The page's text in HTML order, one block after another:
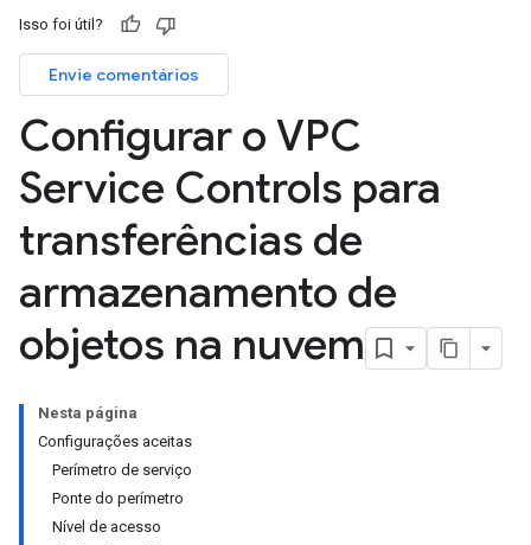
Isso foi útil?
Envie comentários
Configurar o VPC
Service Controls para
transferências de
armazenamento de
objetos na nuvem
Nesta página
Configurações aceitas
Perímetro de serviço
Ponte do perímetro
Nível de acesso